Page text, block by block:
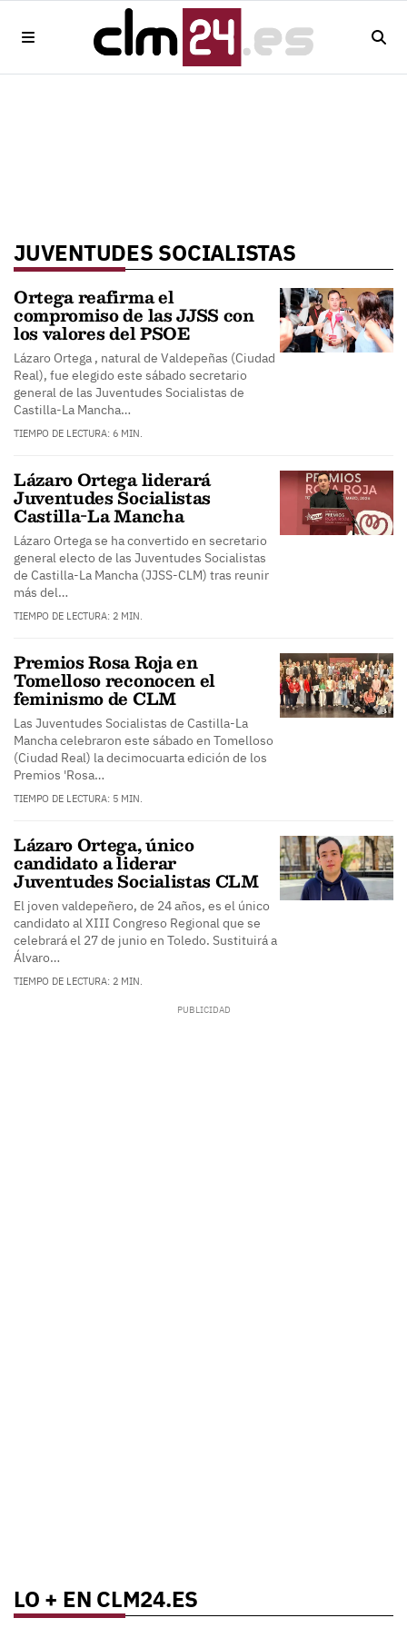
JUVENTUDES SOCIALISTAS
Ortega reafirma el
compromiso de las JJSS con
los valores del PSOE
Lázaro Ortega , natural de Valdepeñas (Ciudad
Real), fue elegido este sábado secretario
general de las Juventudes Socialistas de
Castilla-La Mancha…
TIEMPO DE LECTURA: 6 MIN.
Lázaro Ortega liderará
Juventudes Socialistas
Castilla-La Mancha
Lázaro Ortega se ha convertido en secretario
general electo de las Juventudes Socialistas
de Castilla-La Mancha (JJSS-CLM) tras reunir
más del…
TIEMPO DE LECTURA: 2 MIN.
Premios Rosa Roja en
Tomelloso reconocen el
feminismo de CLM
Las Juventudes Socialistas de Castilla-La
Mancha celebraron este sábado en Tomelloso
(Ciudad Real) la decimocuarta edición de los
Premios 'Rosa…
TIEMPO DE LECTURA: 5 MIN.
Lázaro Ortega, único
candidato a liderar
Juventudes Socialistas CLM
El joven valdepeñero, de 24 años, es el único
candidato al XIII Congreso Regional que se
celebrará el 27 de junio en Toledo. Sustituirá a
Álvaro…
TIEMPO DE LECTURA: 2 MIN.
LO + EN CLM24.ES